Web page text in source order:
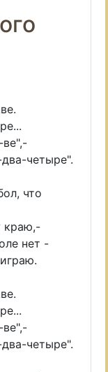
четыре".
что
краю,-
нет -
четыре".